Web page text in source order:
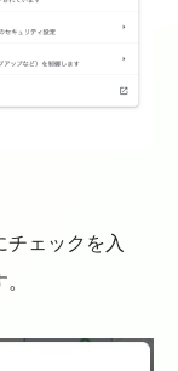
チェックを入